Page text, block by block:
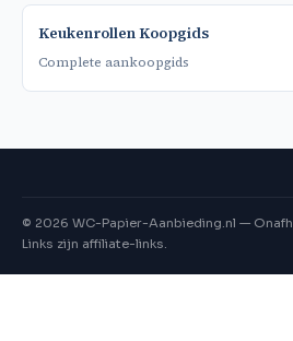
Keukenrollen Koopgids
Complete aankoopgids
© 2026 WC-Papier-Aanbieding.nl —
Links zijn affiliate-links.